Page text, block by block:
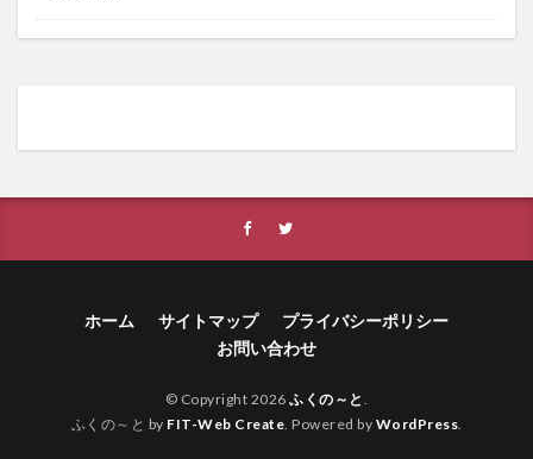
ホーム サイトマップ
プライバシーポリシー
お問い合わせ
© Copyright 2026ふくの～と
ふくの～と by FIT-Web Create . Powered by WordPress